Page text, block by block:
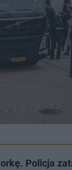
Policja